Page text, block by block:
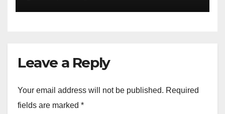
Leave a Reply
Your email address will not be published. Required
fields are marked *